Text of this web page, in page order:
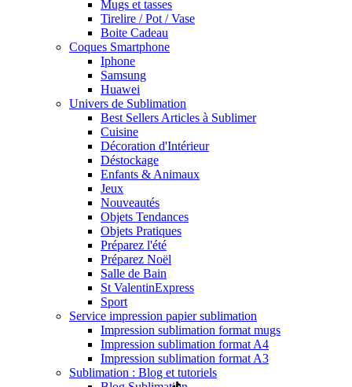
Mugs et tasses
Tirelire / Pot / Vase
Boite Cadeau
Coques Smartphone
Iphone
Samsung
Huawei
Univers de Sublimation
Best Sellers Articles à Sublimer
Cuisine
Décoration d'Intérieur
Déstockage
Enfants & Animaux
Jeux
Nouveautés
Objets Tendances
Objets Pratiques
Préparez l'été
Préparez Noël
Salle de Bain
St ValentinExpress
Sport
Service impression papier sublimation
Impression sublimation format mugs
Impression sublimation format A4
Impression sublimation format A3
Sublimation : Blog et tutoriels